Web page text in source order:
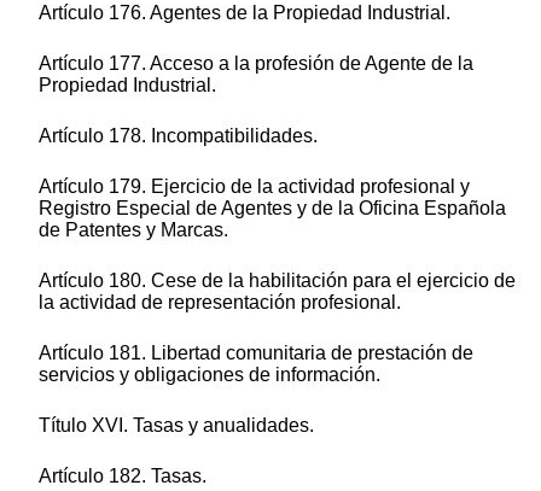
Artículo 176. Agentes de la Propiedad Industrial.
Artículo 177. Acceso a la profesión de Agente de la
Propiedad Industrial.
Artículo 178. Incompatibilidades.
Artículo 179. Ejercicio de la actividad profesional y
Registro Especial de Agentes y de la Oficina Española
de Patentes y Marcas.
Artículo 180. Cese de la habilitación para el ejercicio de
la actividad de representación profesional.
Artículo 181. Libertad comunitaria de prestación de
servicios y obligaciones de información.
Título XVI. Tasas y anualidades.
Artículo 182. Tasas.